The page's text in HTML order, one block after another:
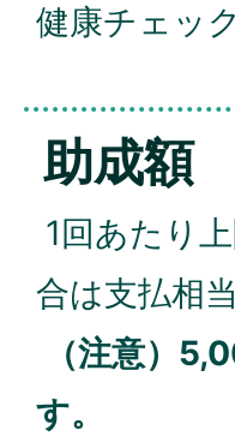
健康チェック
助成額
1回あたり
合は支払相当
（注意）
す。